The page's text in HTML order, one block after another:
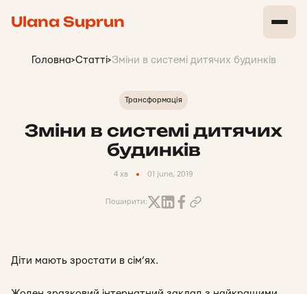
Ulana Suprun
Головна>Статті>Зміни в системі дитячих будинків
Трансформація
Зміни в системі дитячих
будинків
4 хв 01 june, 2019
Поширити:
Діти мають зростати в сім’ях.